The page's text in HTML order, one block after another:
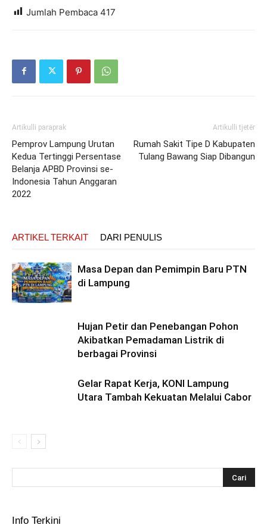
Jumlah Pembaca 417
Artikulli paraprak
Pemprov Lampung Urutan
Kedua Tertinggi Persentase
Belanja APBD Provinsi se-
Indonesia Tahun Anggaran
2022
Artikulli tjetër
Rumah Sakit Tipe D Kabupaten
Tulang Bawang Siap Dibangun
ARTIKEL TERKAIT DARI PENULIS
Masa Depan dan Pemimpin Baru PTN
di Lampung
Hujan Petir dan Penebangan Pohon
Akibatkan Pemadaman Listrik di
berbagai Provinsi
Gelar Rapat Kerja, KONI Lampung
Utara Tambah Kekuatan Melalui Cabor
Info Terkini